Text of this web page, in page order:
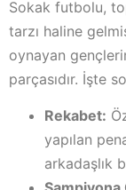
Sokak futbolu,
tarzı haline
oynayan
parçasıdır. İşte
Rekabet:
yapılan
arkadaşlık